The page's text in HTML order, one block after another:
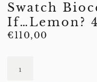
Swatch
If…Lemon?
€110,00
Bioceramic